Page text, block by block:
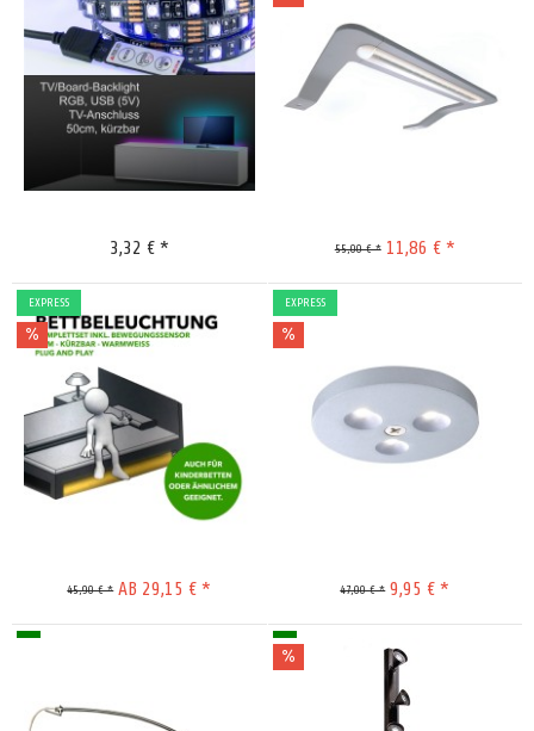
Merken
3,32 € *
Merken
55,00 € * 11,86 € *
EXPRESS
Merken
45,90 € * AB 29,15 € *
EXPRESS
Merken
47,00 € * 9,95 € *